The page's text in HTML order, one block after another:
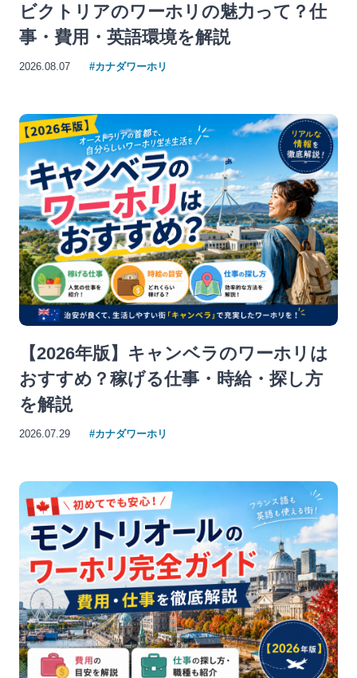
ビクトリアのワーホリの魅力って？仕
事・費用・英語環境を解説
2026.08.07 #カナダワーホリ
【2026年版】キャンベラのワーホリは
おすすめ？稼げる仕事・時給・探し方
を解説
2026.07.29 #カナダワーホリ